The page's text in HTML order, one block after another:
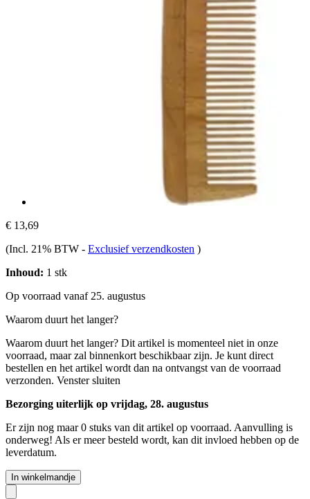
€ 13,69
(Incl. 21% BTW - Exclusief verzendkosten )
Inhoud: 1 stk
Op voorraad vanaf 25. augustus
Waarom duurt het langer?
Waarom duurt het langer? Dit artikel is momenteel niet in onze
voorraad, maar zal binnenkort beschikbaar zijn. Je kunt direct
bestellen en het artikel wordt dan na ontvangst van de voorraad
verzonden. Venster sluiten
Bezorging uiterlijk op vrijdag, 28. augustus
Er zijn nog maar 0 stuks van dit artikel op voorraad. Aanvulling is
onderweg! Als er meer besteld wordt, kan dit invloed hebben op de
leverdatum.
In winkelmandje